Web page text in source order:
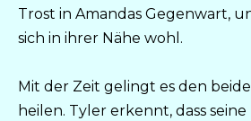
Trost in Amandas Gegenwart,
sich in ihrer Nähe wohl.
Mit der Zeit gelingt es den
heilen. Tyler erkennt, dass